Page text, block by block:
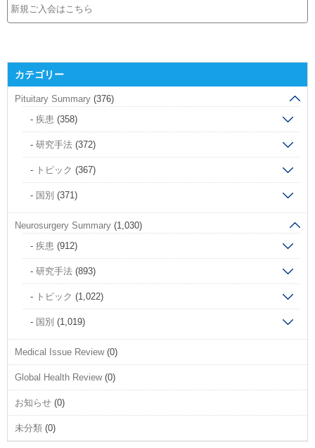
新規ご入会はこちら
カテゴリー
Pituitary Summary (376)
疾患 (358)
研究手法 (372)
トピック (367)
国別 (371)
Neurosurgery Summary (1,030)
疾患 (912)
研究手法 (893)
トピック (1,022)
国別 (1,019)
Medical Issue Review(0)
Global Health Review(0)
お知らせ (0)
未分類 (0)